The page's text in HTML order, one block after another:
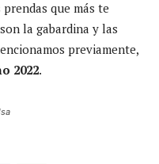
prendas que más te
la gabardina y las
previamente,
2022.